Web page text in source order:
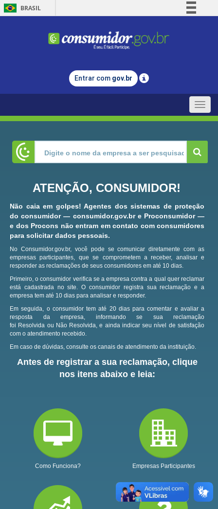
BRASIL
Comunica BR
Legislação
Entrar com gov.br
Toggle
ATENÇÃO, CONSUMIDOR!
Não caia em golpes! Agentes dos sistemas de proteção
do consumidor — consumidor.gov.br e Proconsumidor —
e dos Procons não entram em contato com consumidores
para solicitar dados pessoais.
No Consumidor.gov.br, você pode se comunicar diretamente com as
empresas participantes, que se comprometem a receber, analisar e
responder as reclamações de seus consumidores em até 10 dias.
Primeiro, o consumidor verifica se a empresa contra a qual quer reclamar
está cadastrada no site.O consumidor registra sua reclamação e a
empresa tem até 10 dias para analisar e responder.
Em seguida, o consumidor tem até 20 dias para comentar e avaliar a
resposta da empresa, informando se sua reclamação
foi Resolvida ou Não Resolvida, e ainda indicar seu nível de satisfação
com o atendimento recebido.
Em caso de dúvidas, consulte os canais de atendimento da instituição.
Antes de registrar a sua reclamação, clique
nos itens abaixo e leia:
Como Funciona? Empresas Participantes